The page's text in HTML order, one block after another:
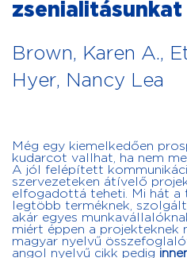
zsenialitásunkat
Brown, Karen A.,
Hyer, Nancy Lea
Még egy kiemelkedően
kudarcot vallhat, ha nem
A jól felépített
szervezeteken átívelő
elfogadottá teheti. Mi hát a
legtöbb terméknek,
akár egyes
miért éppen a projekteknek
magyar nyelvű
angol nyelvű cikk pedig